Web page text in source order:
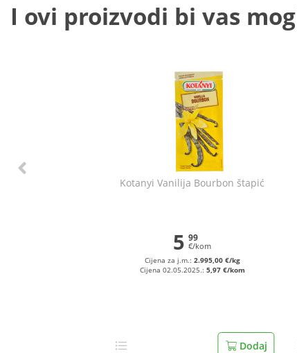
I ovi proizvodi bi vas
Kotanyi Vanilija Bourbon štapić
5 99
€/kom
Cijena za j.m.: 2.995,00 €/kg
Cijena 02.05.2025.: 5,97 €/kom
Dodaj